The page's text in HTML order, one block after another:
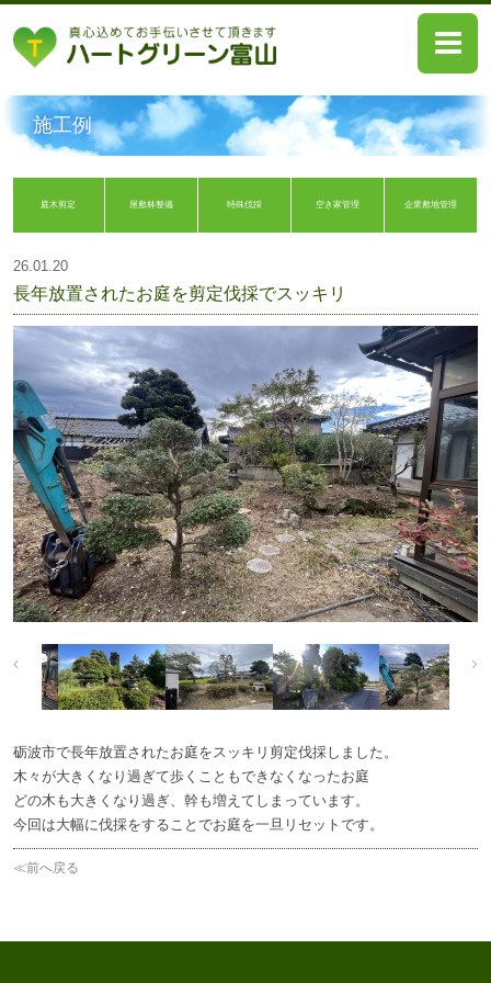
HOME
弊社のおもい
案内プラン
お客様の声
採用情報
会社案内
お問い合わせ
施工例
庭木剪定 屋敷林整備 特殊伐採 空き家管理 企業敷地管理
26.01.20
長年放置されたお庭を剪定伐採でスッキリ
砺波市で長年放置されたお庭をスッキリ剪定伐採しました。
木々が大きくなり過ぎて歩くこともできなくなったお庭
どの木も大きくなり過ぎ、幹も増えてしまっています。
今回は大幅に伐採をすることでお庭を一旦リセットです。
≪前へ戻る